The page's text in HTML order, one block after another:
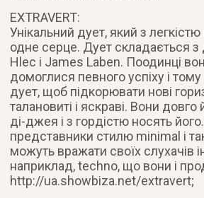
EXTRAVERT:
Унікальний дует, який з
одне серце. Дует складається з
Hlec і James Laben. Поодинці
домоглися певного успіху і
дует, щоб підкорювати нові
талановиті і яскраві. Вони
ді-джея і з гордістю носять
представники стилю minimal і
можуть вражати своїх слухачів
наприклад, techno, що вони і
http://ua.showbiza.net/extravert;